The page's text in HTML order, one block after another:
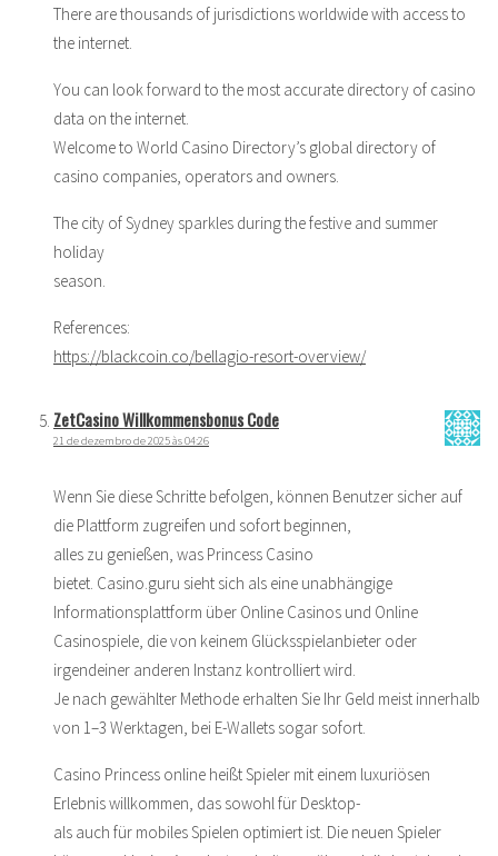
There are thousands of jurisdictions worldwide with access to
the internet.
You can look forward to the most accurate directory of casino
data on the internet.
Welcome to World Casino Directory’s global directory of
casino companies, operators and owners.
The city of Sydney sparkles during the festive and summer
holiday
season.
References:
https://blackcoin.co/bellagio-resort-overview/
ZetCasino Willkommensbonus Code
21 de dezembro de 2025 às 04:26
Wenn Sie diese Schritte befolgen, können Benutzer sicher auf
die Plattform zugreifen und sofort beginnen,
alles zu genießen, was Princess Casino
bietet. Casino.guru sieht sich als eine unabhängige
Informationsplattform über Online Casinos und Online
Casinospiele, die von keinem Glücksspielanbieter oder
irgendeiner anderen Instanz kontrolliert wird.
Je nach gewählter Methode erhalten Sie Ihr Geld meist innerhalb
von 1–3 Werktagen, bei E-Wallets sogar sofort.
Casino Princess online heißt Spieler mit einem luxuriösen
Erlebnis willkommen, das sowohl für Desktop-
als auch für mobiles Spielen optimiert ist. Die neuen Spieler